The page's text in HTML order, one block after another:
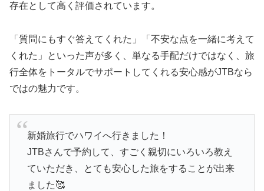
存在として高く評価されています。
「質問にもすぐ答えてくれた」「不安な点を一緒に考えて
くれた」といった声が多く、単なる手配だけではなく、旅
行全体をトータルでサポートしてくれる安心感がJTBなら
ではの魅力です。
新婚旅行でハワイへ行きました！
JTBさんで予約して、すごく親切にいろいろ教え
ていただき、とても安心した旅をすることが出来
ました🥰